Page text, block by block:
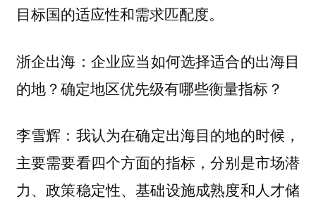
目标国的适应性和需求匹配度。
浙企出海： 企业应当如何选择适合的出海目
的地？确定地区优先级有哪些衡量指标？
李雪辉： 我认为在确定出海目的地的时候，
主要需要看四个方面的指标，分别是市场潜
力、政策稳定性、基础设施成熟度和人才储